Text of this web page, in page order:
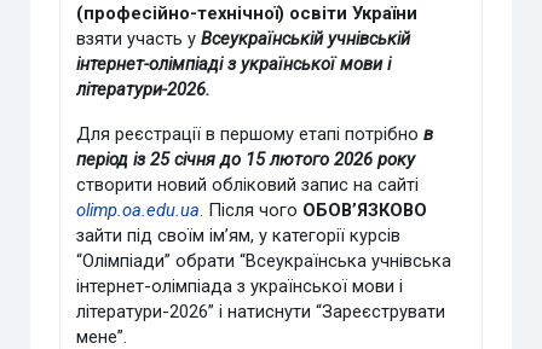
(професійно-технічної) освіти України
взяти участь уВсеукраїнській учнівській
інтернет-олімпіаді з української мови і
літератури-2026.
Для реєстрації в першому етапі потрібнов
період із 25 січня до 15 лютого 2026 року
створити новий обліковий запис на сайті
olimp.oa.edu.ua. Після чого ОБОВ’ЯЗКОВО
зайти під своїм ім’ям, у категорії курсів
“Олімпіади” обрати “Всеукраїнська учнівська
інтернет-олімпіада з української мови і
літератури-2026” і натиснути “Зареєструвати
мене”.